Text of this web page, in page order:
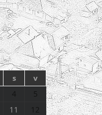
s
v
4
5
11
12